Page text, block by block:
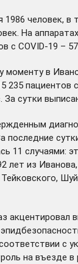
1986 человек, в
На
с COVID-19 –
моменту в
235 пациентов
За сутки
последние
11 случаями:
лет из
акцентировал
с
на въезде в